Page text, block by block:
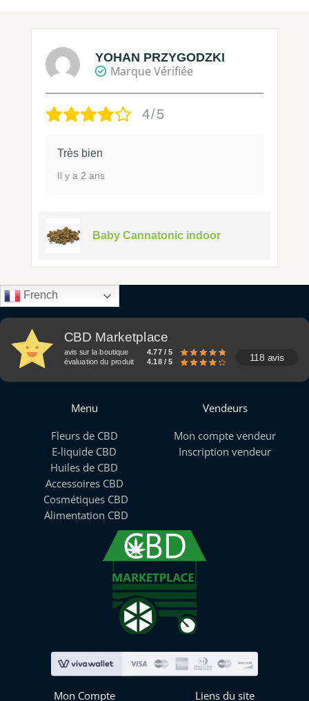
YOHAN PRZYGODZKI
Marque Vérifiée
4/5
Très bien
Il y a 2 ans
Baby Cannatonic indoor
French
CBD Marketplace
avis sur la boutique
4.77 / 5
évaluation du produit
4.18 / 5 118 avis
Menu
Fleurs de CBD
E-liquide CBD
Huiles de CBD
Accessoires CBD
Cosmétiques CBD
Alimentation CBD
Vendeurs
Mon compte vendeur
Inscription vendeur
Mon Compte Liens du site